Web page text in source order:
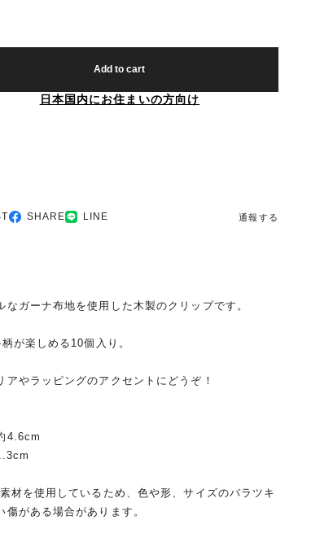
Add to cart
日本国内にお住まいの方向け
SHARE LINE 通報する
なガーナ布地を使用した木製のクリップです。
が楽しめる10個入り。
アやラッピングのアクセントにどうぞ！
4.6cm
材を使用しているため、色や形、サイズのバラツキ
傷がある場合があります。